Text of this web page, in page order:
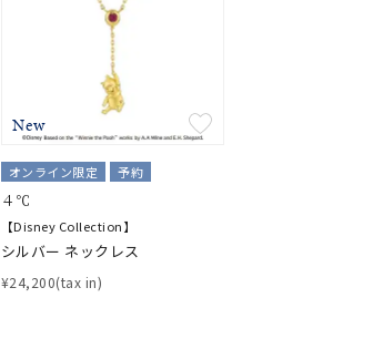
New
オンライン限定 予約
４℃
【Disney Collection】
シルバー ネックレス
¥24,200(tax in)